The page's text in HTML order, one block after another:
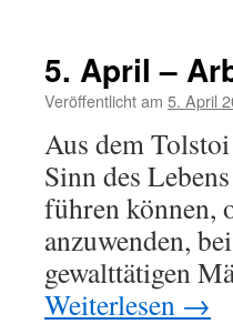
5. April –
Veröffentlicht am 5. April
Aus dem
Sinn des
führen können,
anzuwenden,
gewalttätigen
Weiterlesen →